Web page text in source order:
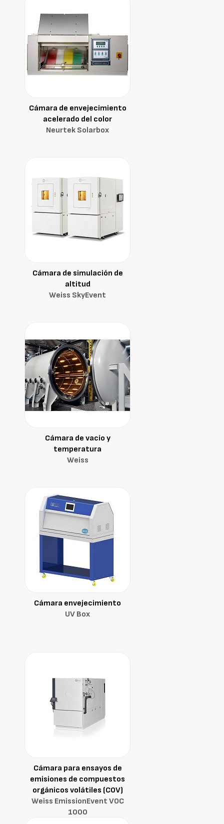
Cámara de envejecimiento
acelerado del color
Neurtek Solarbox
Cámara de simulación de
altitud
Weiss SkyEvent
Cámara de vacío y
temperatura
Weiss
Cámara envejecimiento
UV Box
Cámara para ensayos de
emisiones de compuestos
orgánicos volátiles (COV)
Weiss EmissionEvent VOC
1000